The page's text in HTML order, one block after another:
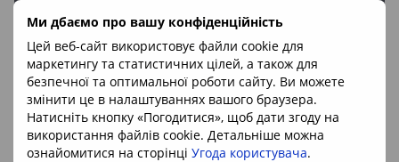
Ми дбаємо про вашу конфіденційність
Цей веб-сайт використовує файли cookie для
маркетингу та статистичних цілей, а також для
безпечної та оптимальної роботи сайту. Ви можете
змінити це в налаштуваннях вашого браузера.
Натисніть кнопку «Погодитися», щоб дати згоду на
використання файлів cookie. Детальніше можна
ознайомитися на сторінці Угода користувача.